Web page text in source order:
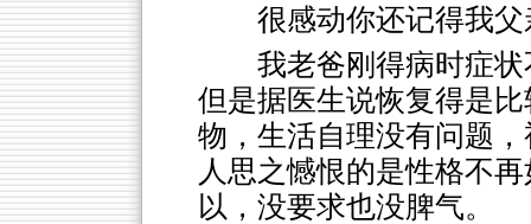
很感动你还记得我
我老爸刚得病时症
但是据医生说恢复得是
物，生活自理没有问题
人思之憾恨的是性格不
以，没要求也没脾气。